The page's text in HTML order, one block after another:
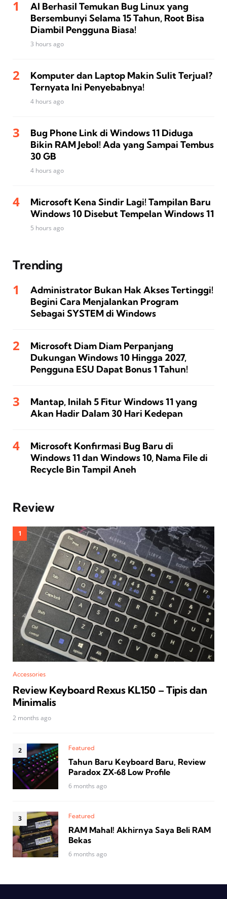
AI Berhasil Temukan Bug Linux yang
Bersembunyi Selama 15 Tahun, Root Bisa
Diambil Pengguna Biasa!
3 hours ago
Komputer dan Laptop Makin Sulit Terjual?
Ternyata Ini Penyebabnya!
4 hours ago
Bug Phone Link di Windows 11 Diduga
Bikin RAM Jebol! Ada yang Sampai Tembus
30 GB
4 hours ago
Microsoft Kena Sindir Lagi! Tampilan Baru
Windows 10 Disebut Tempelan Windows 11
5 hours ago
Trending
Administrator Bukan Hak Akses Tertinggi!
Begini Cara Menjalankan Program
Sebagai SYSTEM di Windows
Microsoft Diam Diam Perpanjang
Dukungan Windows 10 Hingga 2027,
Pengguna ESU Dapat Bonus 1 Tahun!
Mantap, Inilah 5 Fitur Windows 11 yang
Akan Hadir Dalam 30 Hari Kedepan
Microsoft Konfirmasi Bug Baru di
Windows 11 dan Windows 10, Nama File di
Recycle Bin Tampil Aneh
Review
Accessories
Review Keyboard Rexus KL150 – Tipis dan
Minimalis
2 months ago
Featured
Tahun Baru Keyboard Baru, Review
Paradox ZX‑68 Low Profile
6 months ago
Featured
RAM Mahal! Akhirnya Saya Beli RAM
Bekas
6 months ago